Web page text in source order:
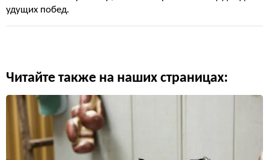
удущих побед.
Читайте также на наших страницах: